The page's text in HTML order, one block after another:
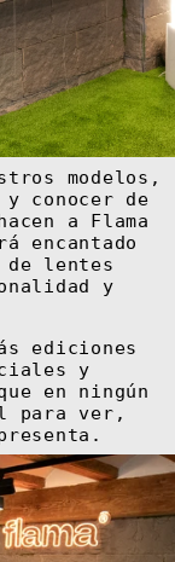
modelos,
conocer de
a Flama
encantado
lentes
y
ediciones
y
en ningún
para ver,